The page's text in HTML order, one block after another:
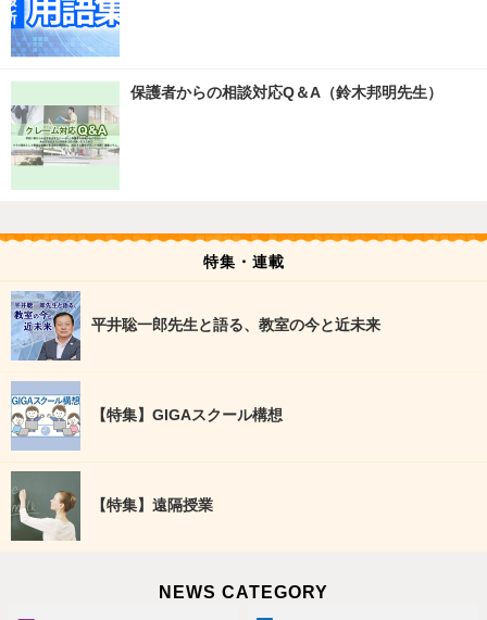
保護者からの相談対応Q＆A（鈴木邦明先生）
特集・連載
平井聡一郎先生と語る、教室の今と近未来
【特集】GIGAスクール構想
【特集】遠隔授業
NEWS CATEGORY